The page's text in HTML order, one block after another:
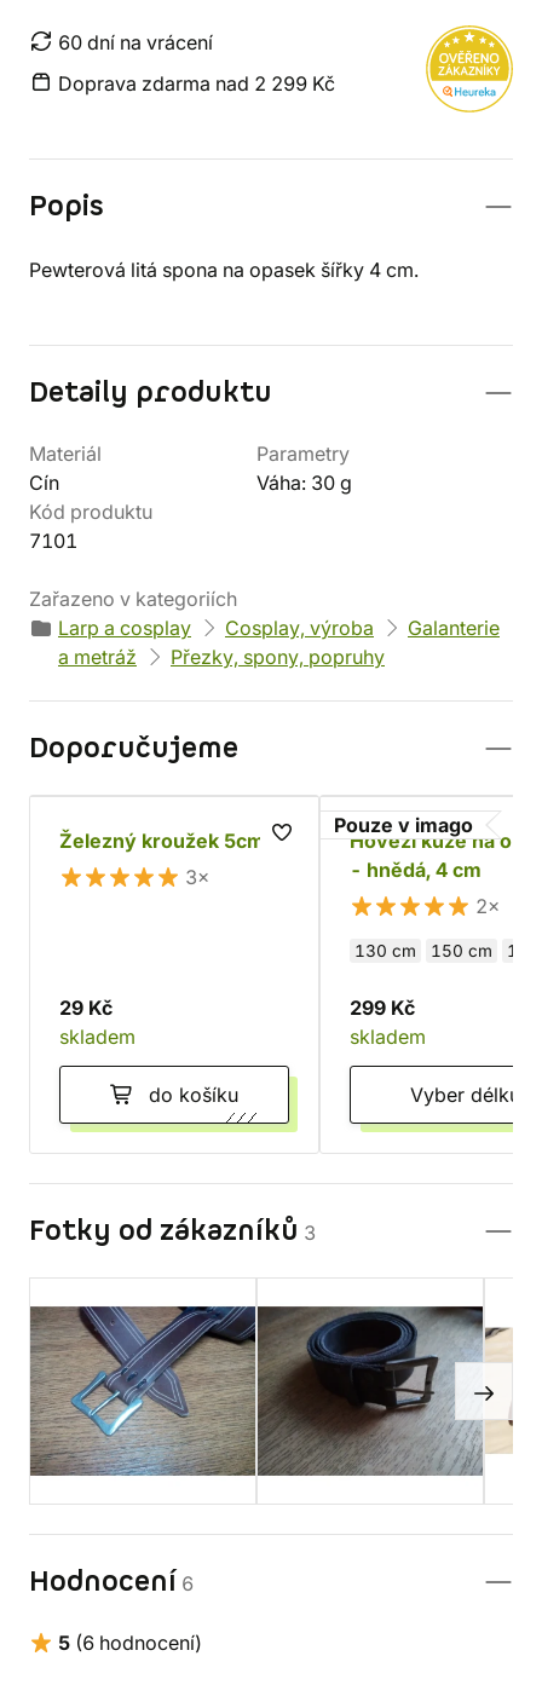
60 dní na vrácení
Doprava zdarma nad 2 299 Kč
Popis
Pewterová litá spona na opasek šířky 4 cm.
Detaily produktu
Materiál
Cín
Parametry
Váha: 30 g
Kód produktu
7101
Zařazeno v kategoriích
Larp a cosplay
Cosplay, výroba
Galanterie
a metráž
Přezky, spony, popruhy
Doporučujeme
Železný kroužek 5cm
3×
29 Kč
skladem
do košíku
Pouze v imago
Hovězí kůže na
- hnědá, 4 cm
2×
130 cm 150 cm
299 Kč
skladem
Vyber délku
Fotky od zákazníků 3
Hodnocení 6
5 (6 hodnocení)